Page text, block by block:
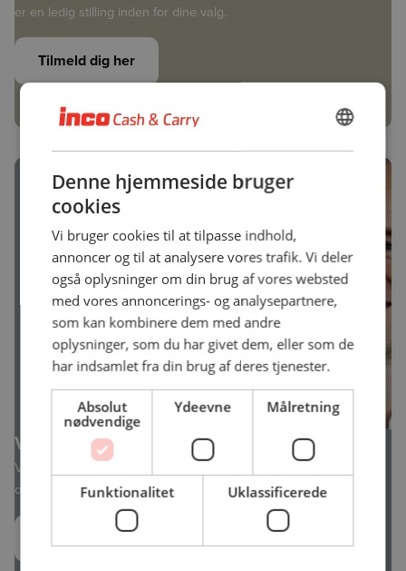
er en ledig stilling inden for dine valg.
Tilmeld dig her
Vil du søge uopfordret hos inco Aarhus
Vi modtager meget gerne din uopfordrede ansøgning. Vi glæder
os til at høre fra dig!
Søg uopfordret
Denne hjemmeside bruger
cookies
Vi bruger cookies til at tilpasse indhold,
annoncer og til at analysere vores trafik. Vi deler
også oplysninger om din brug af vores websted
med vores annoncerings- og analysepartnere,
som kan kombinere dem med andre
oplysninger, som du har givet dem, eller som de
har indsamlet fra din brug af deres tjenester.
Absolut
nødvendige
Ydeevne Målretning
Funktionalitet Uklassificerede